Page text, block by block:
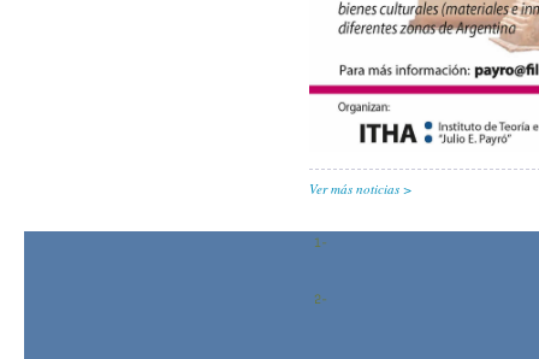
Ver más noticias